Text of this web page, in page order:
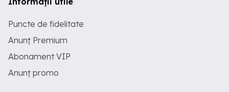
Puncte de fidelitate
Anunț Premium
Abonament VIP
Anunț promo